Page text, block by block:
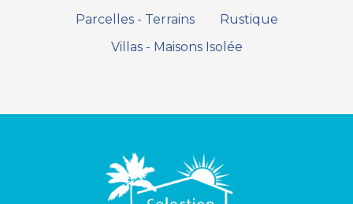
Parcelles - Terrains
Rustique
Villas - Maisons Isolée